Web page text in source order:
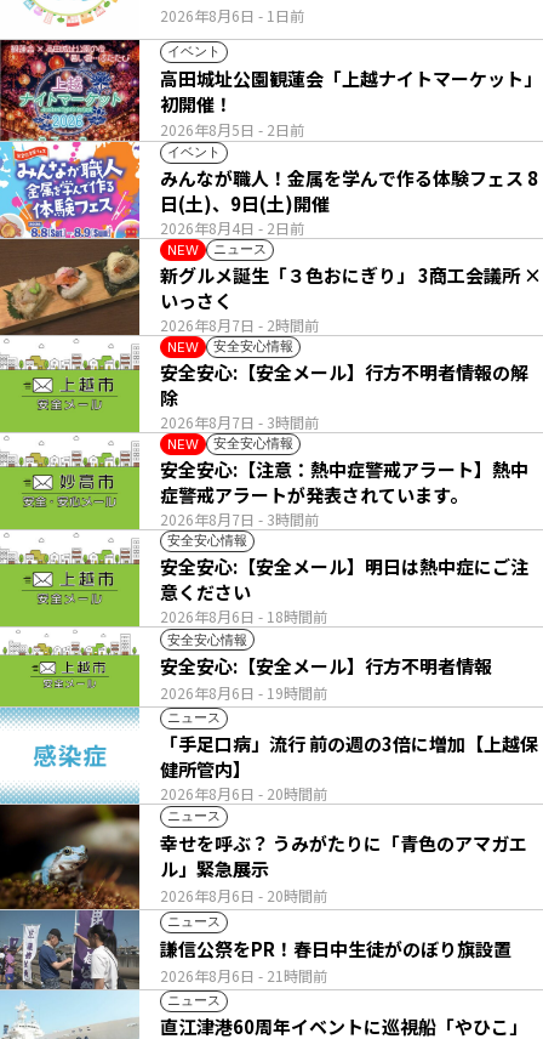
2026年8月6日 - 1日前
イベント
2026年8月5日 - 2日前
高田城址公園観蓮会「上越ナイトマーケット」
初開催！
イベント
2026年8月4日 - 2日前
みんなが職人！金属を学んで作る体験フェス 8
日(土)、9日(土)開催
NEW ニュース
2026年8月7日 - 2時間前
新グルメ誕生「３色おにぎり」 3商工会議所 ×
いっさく
NEW 安全安心情報
2026年8月7日 - 3時間前
安全安心:【安全メール】行方不明者情報の解
除
NEW 安全安心情報
2026年8月7日 - 3時間前
安全安心:【注意：熱中症警戒アラート】熱中
症警戒アラートが発表されています。
安全安心情報
2026年8月6日 - 18時間前
安全安心:【安全メール】明日は熱中症にご注
意ください
安全安心情報
2026年8月6日 - 19時間前
安全安心:【安全メール】行方不明者情報
ニュース
2026年8月6日 - 20時間前
「手足口病」流行 前の週の3倍に増加【上越保
健所管内】
ニュース
2026年8月6日 - 20時間前
幸せを呼ぶ？ うみがたりに「青色のアマガエ
ル」緊急展示
ニュース
2026年8月6日 - 21時間前
謙信公祭をPR！春日中生徒がのぼり旗設置
ニュース
直江津港60周年イベントに巡視船「やひこ」